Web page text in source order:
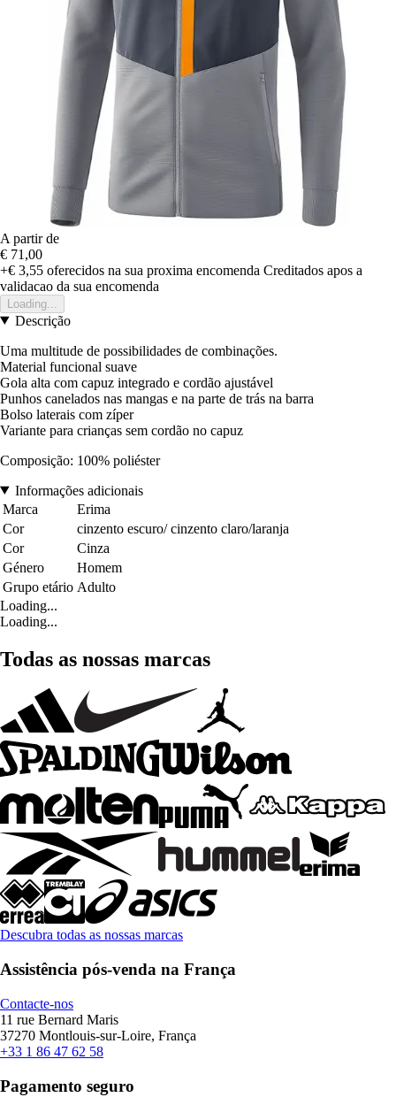
A partir de
€ 71,00
+€ 3,55 oferecidos na sua proxima encomenda Creditados apos a
validacao da sua encomenda
Loading...
Descrição
Uma multitude de possibilidades de combinações.
Material funcional suave
Gola alta com capuz integrado e cordão ajustável
Punhos canelados nas mangas e na parte de trás na barra
Bolso laterais com zíper
Variante para crianças sem cordão no capuz
Composição: 100% poliéster
Informações adicionais
Marca
Erima
Cor
cinzento escuro/ cinzento claro/laranja
Cor
Cinza
Género
Homem
Grupo etário Adulto
Loading...
Loading...
Todas as nossas marcas
Descubra todas as nossas marcas
Assistência pós-venda na França
Contacte-nos
11 rue Bernard Maris
37270 Montlouis-sur-Loire, França
+33 1 86 47 62 58
Pagamento seguro